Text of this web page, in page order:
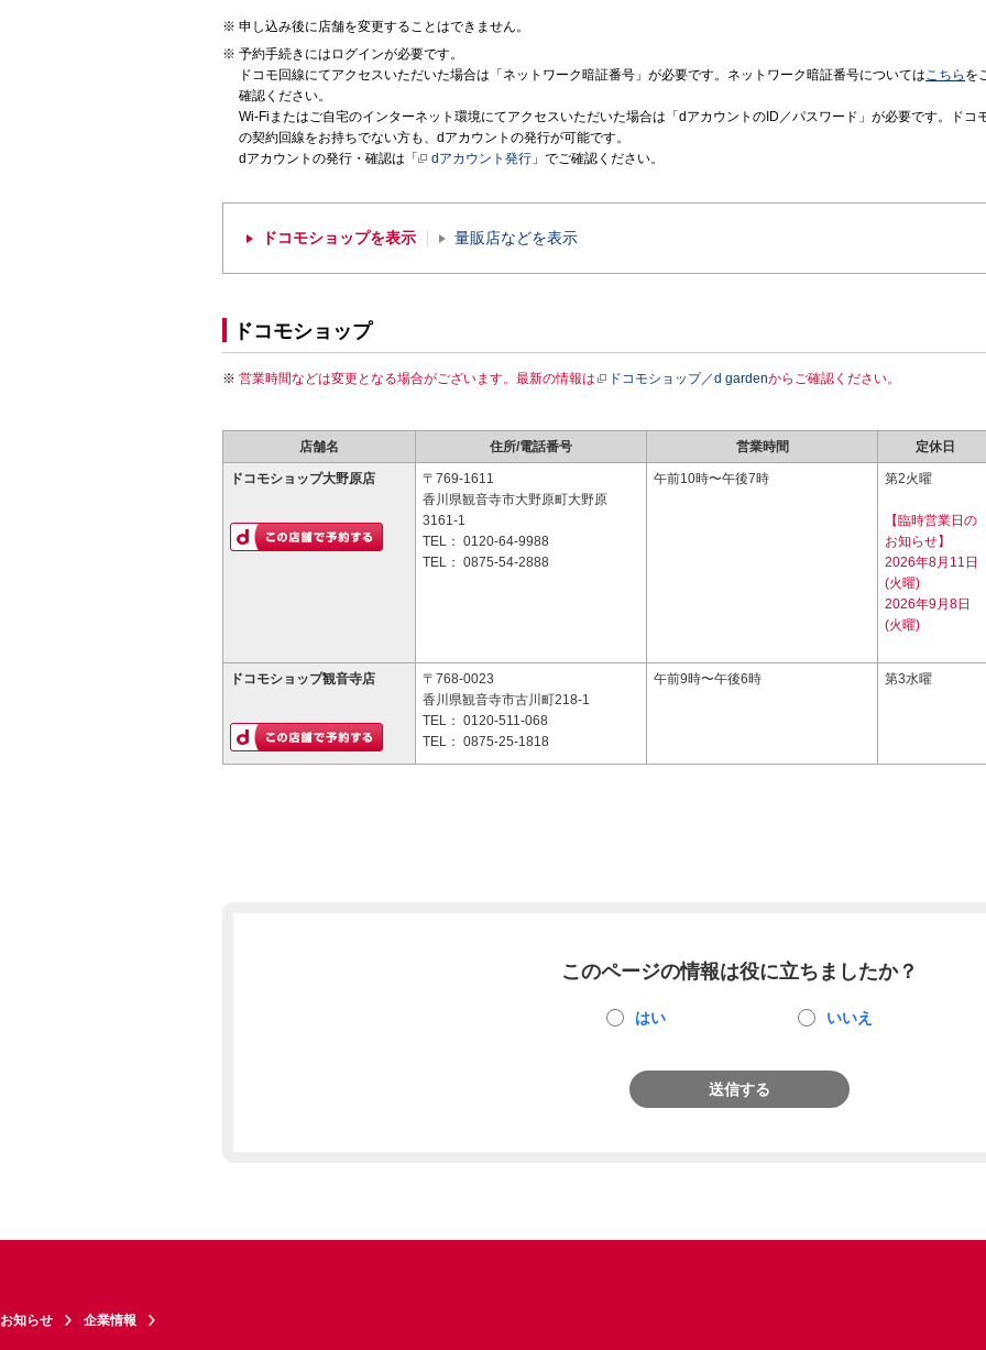
申し込み後に店舗を変更することはできません。
予約手続きにはログインが必要です。
ドコモ回線にてアクセスいただいた場合は「ネットワーク暗証番号」が必要です。ネットワーク暗証番号についてはこちら を
確認ください。
Wi-Fiまたはご自宅のインターネット環境にてアクセスいただいた場合は「dアカウントのID／パスワード」が必要です。ドコ
の契約回線をお持ちでない方も、dアカウントの発行が可能です。
dアカウントの発行・確認は「
dアカウント発行 」でご確認ください。
ドコモショップを表示 量販店などを表示
ドコモショップ
営業時間などは変更となる場合がございます。最新の情報は ドコモショップ／d gardenからご確認ください。
店舗名 住所/電話番号 営業時間 定休日
ドコモショップ大野原店
〒769-1611
香川県観音寺市大野原町大野原
3161-1
TEL： 0120-64-9988
TEL： 0875-54-2888
午前10時〜午後7時 第2火曜
【臨時営業日の
お知らせ】
2026年8月11日
(火曜)
2026年9月8日
(火曜)
ドコモショップ観音寺店
〒768-0023
香川県観音寺市古川町218-1
TEL： 0120-511-068
TEL： 0875-25-1818
午前9時〜午後6時 第3水曜
このページの情報は役に立ちましたか？
はい いいえ
送信する
お知らせ 企業情報